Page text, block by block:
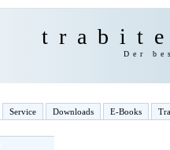
Der
Service Downloads E-Books